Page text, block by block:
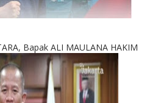
Bapak ALI MAULANA HAKIM